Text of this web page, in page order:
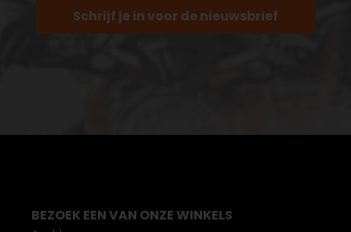
Schrijf je in voor de nieuwsbrief
BEZOEK EEN VAN ONZE WINKELS